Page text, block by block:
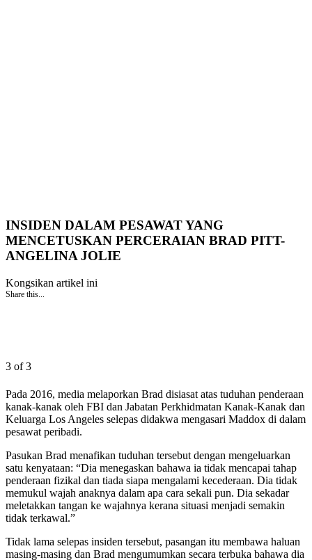
INSIDEN DALAM PESAWAT YANG
MENCETUSKAN PERCERAIAN BRAD PITT-
ANGELINA JOLIE
Kongsikan artikel ini
Share this...
3 of 3
Pada 2016, media melaporkan Brad disiasat atas tuduhan penderaan
kanak-kanak oleh FBI dan Jabatan Perkhidmatan Kanak-Kanak dan
Keluarga Los Angeles selepas didakwa mengasari Maddox di dalam
pesawat peribadi.
Pasukan Brad menafikan tuduhan tersebut dengan mengeluarkan
satu kenyataan: “Dia menegaskan bahawa ia tidak mencapai tahap
penderaan fizikal dan tiada siapa mengalami kecederaan. Dia tidak
memukul wajah anaknya dalam apa cara sekali pun. Dia sekadar
meletakkan tangan ke wajahnya kerana situasi menjadi semakin
tidak terkawal.”
Tidak lama selepas insiden tersebut, pasangan itu membawa haluan
masing-masing dan Brad mengumumkan secara terbuka bahawa dia